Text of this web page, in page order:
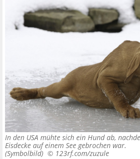
In den USA mühte sich ein Hund ab,
Eisdecke auf einem See gebrochen war.
(Symbolbild) © 123rf.com/zuzule